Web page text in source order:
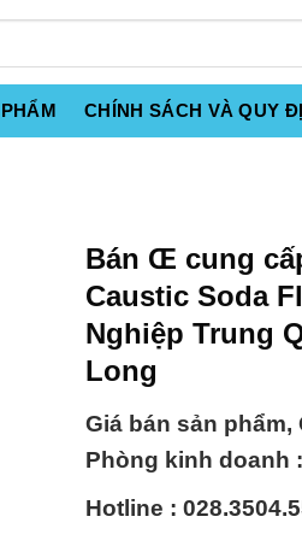
CHÍNH SÁCH VÀ QUY
Bán Œ cung
Caustic Soda
Nghiệp Trung
Long
Giá bán sản
Phòng kinh doanh :
Hotline :